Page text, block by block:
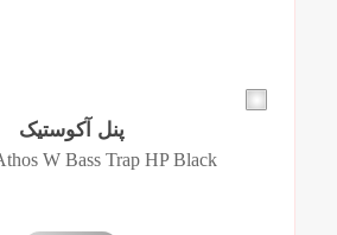
پنل آکوستیک
W Bass Trap HP Black